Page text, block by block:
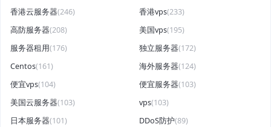
香港云服务器(246) 香港vps(233)
高防服务器(208) 美国vps(195)
服务器租用(176) 独立服务器(172)
Centos(161) 海外服务器(124)
便宜vps(104) 便宜服务器(103)
美国云服务器(103) vps(103)
日本服务器(101) DDoS防护(89)